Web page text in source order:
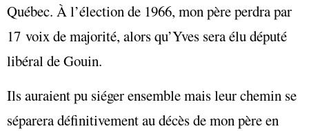
Québec. À l’élection de 1966, mon père perdra par
17 voix de majorité, alors qu’Yves sera élu député
libéral de Gouin.
Ils auraient pu siéger ensemble mais leur chemin se
séparera définitivement au décès de mon père en